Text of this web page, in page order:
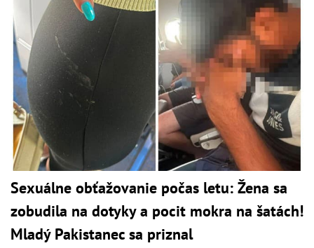
Sexuálne obťažovanie počas letu: Žena sa
zobudila na dotyky a pocit mokra na šatách!
Mladý Pakistanec sa priznal